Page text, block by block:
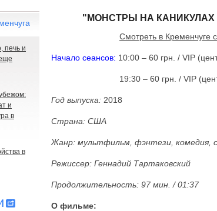
"МОНСТРЫ НА КАНИКУЛАХ
Смотреть в Кременчуге
Начало сеансов: 10:00 – 60 грн. / VIP
19:30 – 60 грн. / VIP
Год выпуска: 2018
Страна: США
Жанр: мультфильм, фэнтези, комедия,
Режиссер: Геннадий Тартаковский
Продолжительность: 97 мин. / 01:37
О фильме:
печь и
и
в
в